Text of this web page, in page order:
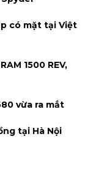
có mặt tại Việt
1500 REV,
vừa ra mắt
tại Hà Nội